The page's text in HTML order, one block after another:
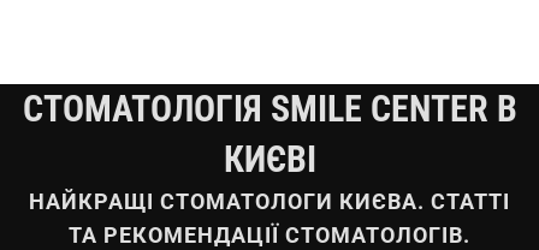
СТОМАТОЛОГІЯ SMILE CENTER В
КИЄВІ
НАЙКРАЩІ СТОМАТОЛОГИ КИЄВА. СТАТТІ
ТА РЕКОМЕНДАЦІЇ СТОМАТОЛОГІВ.